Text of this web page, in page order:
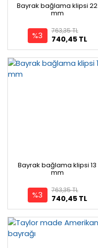
Bayrak bağlama klipsi 22
mm
%3 740,45 TL
763,35 TL
Bayrak bağlama klipsi 13
mm
%3 740,45 TL
763,35 TL